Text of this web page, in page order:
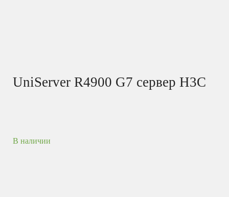
UniServer R4900 G7 сервер H3C
В наличии